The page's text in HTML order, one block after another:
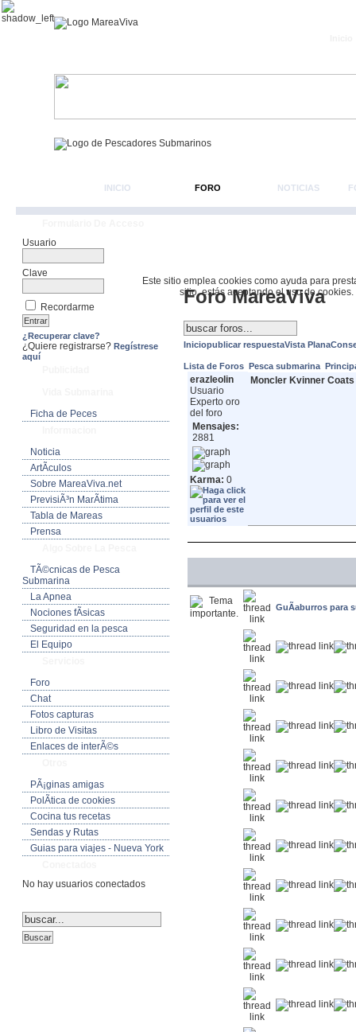
Este sitio emplea cookies como ayuda para
sitio, estás aceptando el uso de cookies.
INICIO FORO NOTICIAS
Usuario
Clave
Recordarme
¿Recuperar clave?
¿Quiere registrarse? Regístrese
aquí
Ficha de Peces
Noticia
ArtÃ­culos
Sobre MareaViva.net
PrevisiÃ³n MarÃ­tima
Tabla de Mareas
Prensa
TÃ©cnicas de Pesca
Submarina
La Apnea
Nociones fÃ­sicas
Seguridad en la pesca
El Equipo
Foro
Chat
Fotos capturas
Libro de Visitas
Enlaces de interÃ©s
PÃ¡ginas amigas
PolÃ­tica de cookies
Cocina tus recetas
Sendas y Rutas
Guias para viajes - Nueva York
No hay usuarios conectados
Foro MareaViva
Iniciopublicar respuestaVista Plana
Lista de Foros Pesca submarina
erazleolin
Usuario
Experto oro
del foro
Mensajes:
2881
Karma: 0
Moncler Kvinner
GuÃ­aburros para